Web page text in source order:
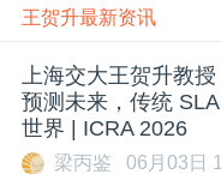
雷
峰
网
王贺升最新资讯
上海交大王贺升教
预测未来，传统
世界 | ICRA 2026
梁丙鉴 06月03日